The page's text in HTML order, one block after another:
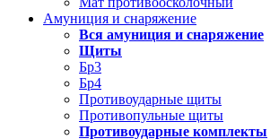
Амуниция и снаряжение
Вся амуниция и снаряжение
Щиты
Бр3
Бр4
Противоударные щиты
Противопульные щиты
Противоударные комплекты